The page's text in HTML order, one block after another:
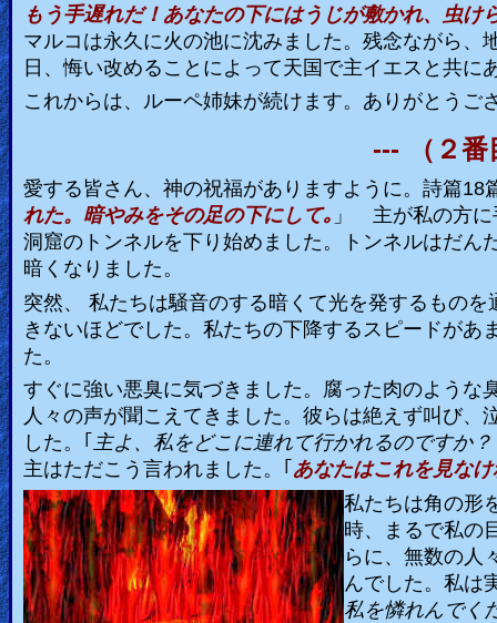
もう手遅れだ！あなたの下にはうじが敷かれ、虫け
マルコは永久に火の池に沈みました。残念ながら
日、悔い改めることによって天国で主イエスと共に
これからは、ルーペ姉妹が続けます。ありがとうご
--- （２
愛する皆さん、神の祝福がありますように。詩篇18
れた。暗やみをその足の下にして｡ 」
主が私の方
洞窟のトンネルを下り始めました。トンネルはだ
暗くなりました。
突然、 私たちは騒音のする暗くて光を発するもの
きないほどでした。私たちの下降するスピードが
た。
すぐに強い悪臭に気づきました。腐った肉のよう
人々の声が聞こえてきました。彼らは絶えず叫び
した。｢ 主よ、私をどこに連れて行かれるのですか
主はただこう言われました。｢ あなたはこれを見な
私たちは角の形
時、まるで私の
らに、無数の人
んでした。私は
私を憐れんでく